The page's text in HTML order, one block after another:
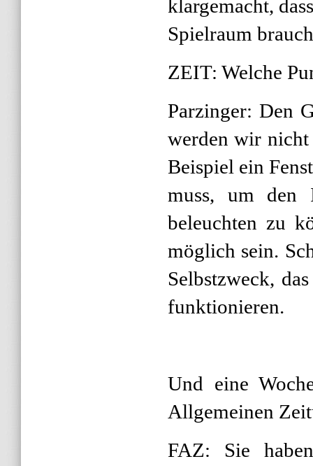
klargemacht,
Spielraum
ZEIT: Welche
Parzinger: Den
werden wir
Beispiel ein
muss, um den
beleuchten zu
möglich sein.
Selbstzweck,
funktionieren.
Und eine
Allgemeinen
FAZ: Sie